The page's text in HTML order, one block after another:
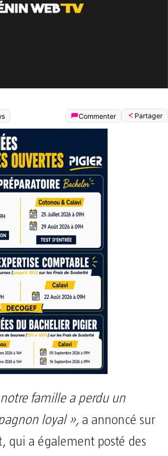
Commenter Partager
famille a perdu un
loyal », a annoncé sur
qui a également posté des